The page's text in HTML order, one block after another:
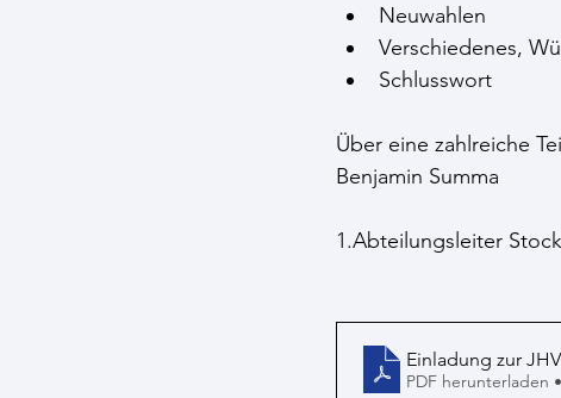
Neuwahlen
Verschiedenes,
Schlusswort
Über eine zahlreiche
Benjamin Summa
1.Abteilungsleiter
Einladung zur
PDF herunterladen